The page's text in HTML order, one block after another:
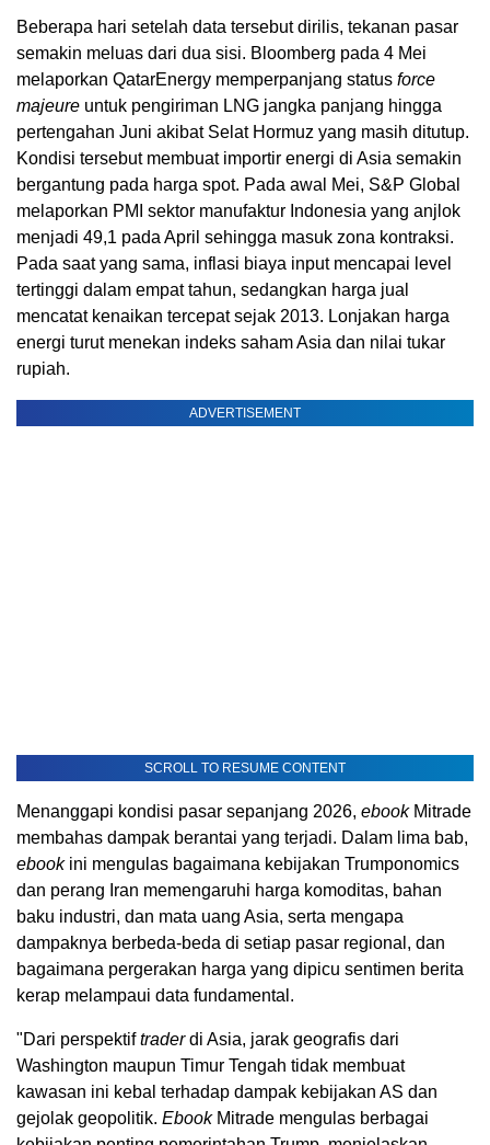
Beberapa hari setelah data tersebut dirilis, tekanan pasar
semakin meluas dari dua sisi. Bloomberg pada 4 Mei
melaporkan QatarEnergy memperpanjang status force
majeure untuk pengiriman LNG jangka panjang hingga
pertengahan Juni akibat Selat Hormuz yang masih ditutup.
Kondisi tersebut membuat importir energi di Asia semakin
bergantung pada harga spot. Pada awal Mei, S&P Global
melaporkan PMI sektor manufaktur Indonesia yang anjlok
menjadi 49,1 pada April sehingga masuk zona kontraksi.
Pada saat yang sama, inflasi biaya input mencapai level
tertinggi dalam empat tahun, sedangkan harga jual
mencatat kenaikan tercepat sejak 2013. Lonjakan harga
energi turut menekan indeks saham Asia dan nilai tukar
rupiah.
ADVERTISEMENT
SCROLL TO RESUME CONTENT
Menanggapi kondisi pasar sepanjang 2026, ebookMitrade
membahas dampak berantai yang terjadi. Dalam lima bab,
ebookini mengulas bagaimana kebijakan Trumponomics
dan perang Iran memengaruhi harga komoditas, bahan
baku industri, dan mata uang Asia, serta mengapa
dampaknya berbeda-beda di setiap pasar regional, dan
bagaimana pergerakan harga yang dipicu sentimen berita
kerap melampaui data fundamental.
"Dari perspektiftraderdi Asia, jarak geografis dari
Washington maupun Timur Tengah tidak membuat
kawasan ini kebal terhadap dampak kebijakan AS dan
gejolak geopolitik. EbookMitrade mengulas berbagai